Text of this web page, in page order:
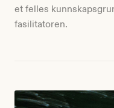
et felles
fasilitatoren.